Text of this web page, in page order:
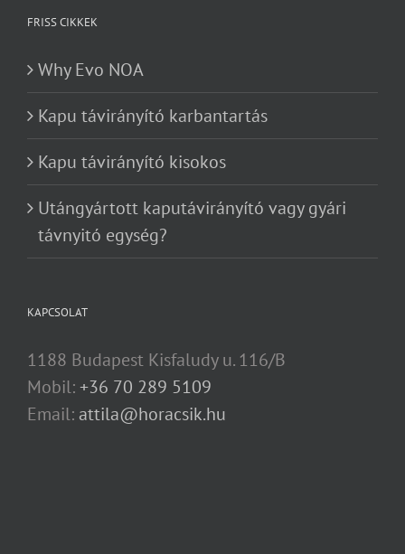
FRISS CIKKEK
Why Evo NOA
Kapu távirányító karbantartás
Kapu távirányító kisokos
Utángyártott kaputávirányító vagy gyári
távnyitó egység?
KAPCSOLAT
1188 Budapest Kisfaludy u. 116/B
Mobil:+36 70 289 5109
Email: attila@horacsik.hu